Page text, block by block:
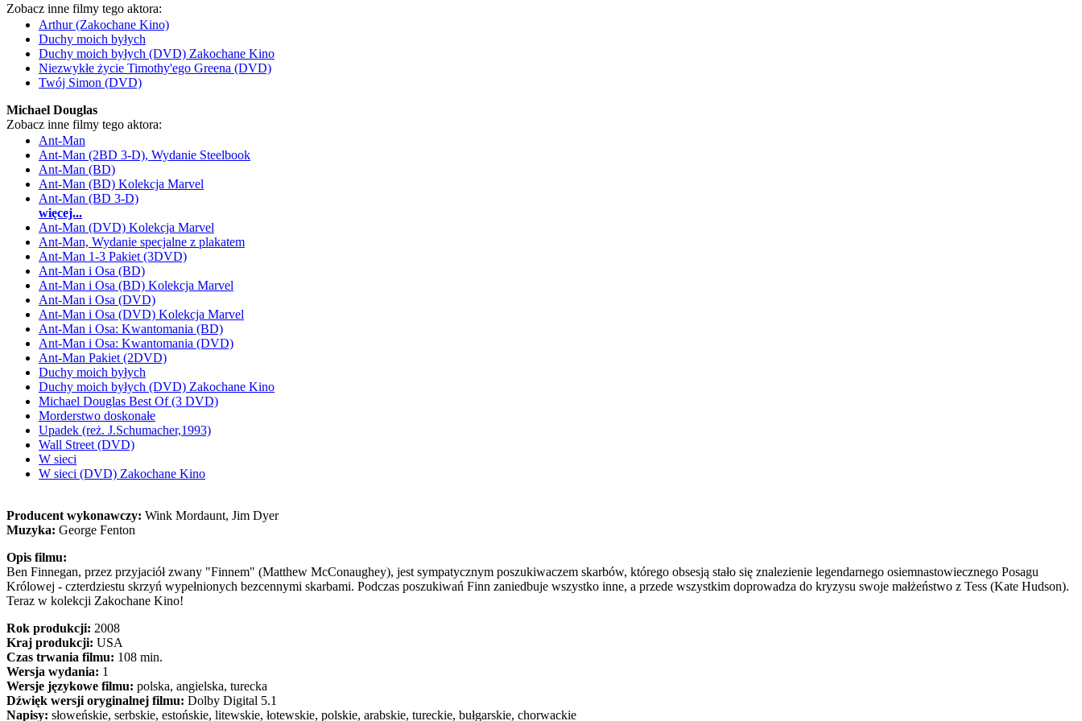
Zobacz inne filmy tego aktora:
Arthur (Zakochane Kino)
Duchy moich byłych
Duchy moich byłych (DVD) Zakochane Kino
Niezwykłe życie Timothy'ego Greena (DVD)
Twój Simon (DVD)
Michael Douglas
Zobacz inne filmy tego aktora:
Ant-Man
Ant-Man (2BD 3-D), Wydanie Steelbook
Ant-Man (BD)
Ant-Man (BD) Kolekcja Marvel
Ant-Man (BD 3-D)
więcej...
Ant-Man (DVD) Kolekcja Marvel
Ant-Man, Wydanie specjalne z plakatem
Ant-Man 1-3 Pakiet (3DVD)
Ant-Man i Osa (BD)
Ant-Man i Osa (BD) Kolekcja Marvel
Ant-Man i Osa (DVD)
Ant-Man i Osa (DVD) Kolekcja Marvel
Ant-Man i Osa: Kwantomania (BD)
Ant-Man i Osa: Kwantomania (DVD)
Ant-Man Pakiet (2DVD)
Duchy moich byłych
Duchy moich byłych (DVD) Zakochane Kino
Michael Douglas Best Of (3 DVD)
Morderstwo doskonałe
Upadek (reż. J.Schumacher,1993)
Wall Street (DVD)
W sieci
W sieci (DVD) Zakochane Kino
Producent wykonawczy: Wink Mordaunt, Jim Dyer
Muzyka: George Fenton
Opis filmu:
Ben Finnegan, przez przyjaciół zwany "Finnem" (Matthew McConaughey), jest sympatycznym poszukiwaczem skarbów, którego obsesją stało się znalezienie legendarnego osiemnastowiecznego Posagu
Królowej - czterdziestu skrzyń wypełnionych bezcennymi skarbami. Podczas poszukiwań Finn zaniedbuje wszystko inne, a przede wszystkim doprowadza do kryzysu swoje małżeństwo z Tess (Kate Hudson).
Teraz w kolekcji Zakochane Kino!
Rok produkcji: 2008
Kraj produkcji: USA
Czas trwania filmu: 108 min.
Wersja wydania: 1
Wersje językowe filmu: polska, angielska, turecka
Dźwięk wersji oryginalnej filmu: Dolby Digital 5.1
Napisy: słoweńskie, serbskie, estońskie, litewskie, łotewskie, polskie, arabskie, tureckie, bułgarskie, chorwackie